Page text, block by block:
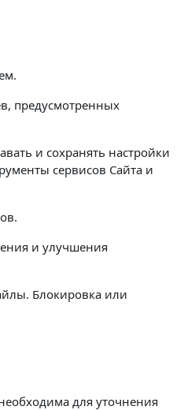
предусмотренных
и сохранять настройки
сервисов Сайта и
и улучшения
Блокировка или
для уточнения